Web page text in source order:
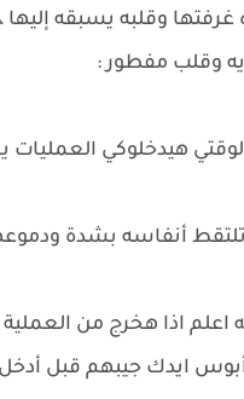
غرفتها وقلبه يسبقه
وقلب مفطور :
هيدخلوكي العمليات يا
أنفاسه بشدة
اذا هخرج من العملية
أبوس ايدك جيبهم قبل